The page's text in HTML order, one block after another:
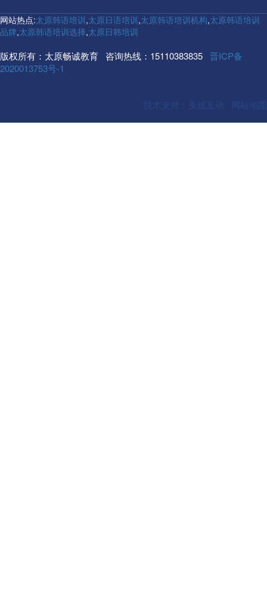
网站热点:太原韩语培训,太原日语培训,太原韩语培训机构,太原韩语培训
品牌,太原韩语培训选择,太原日韩培训
版权所有：太原畅诚教育 咨询热线：15110383835 晋ICP备
2020013753号-1